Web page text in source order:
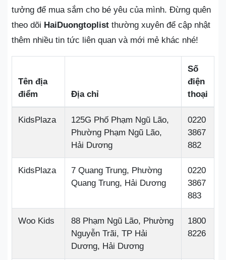
tưởng để mua sắm cho bé yêu của mình. Đừng quên
theo dõi HaiDuongtoplist thường xuyên để cập nhật
thêm nhiều tin tức liên quan và mới mẻ khác nhé!
Tên địa
điểm
Địa chỉ
Số
điện
thoại
KidsPlaza
125G Phố Phạm Ngũ Lão,
Phường Phạm Ngũ Lão,
Hải Dương
0220
3867
882
KidsPlaza
7 Quang Trung, Phường
Quang Trung, Hải Dương
0220
3867
883
Woo Kids
88 Phạm Ngũ Lão, Phường
Nguyễn Trãi, TP Hải
Dương, Hải Dương
1800
8226